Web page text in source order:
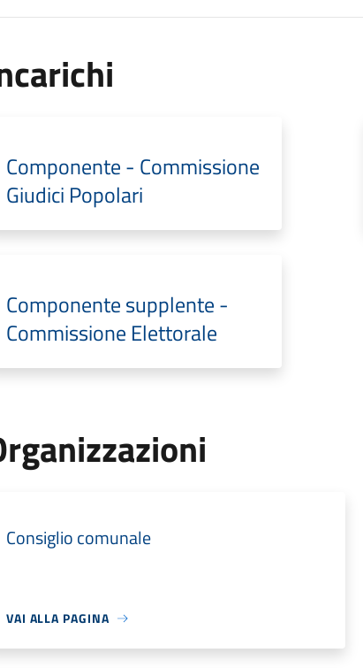
Componente - Commissione
Giudici Popolari
Componente supplente -
Commissione Elettorale
Consiglio comunale
VAI ALLA PAGINA